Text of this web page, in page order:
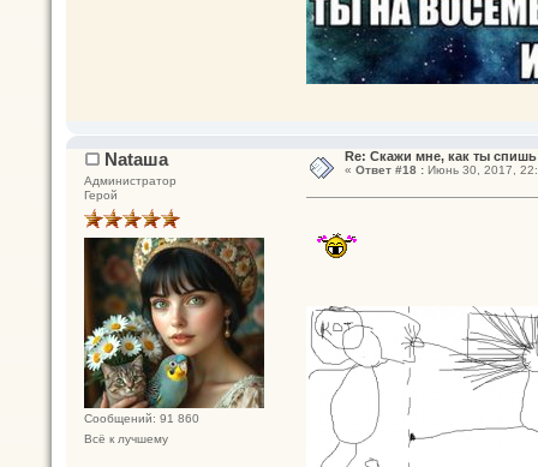
Nataшa
Администратор
Герой
Сообщений: 91 860
Всё к лучшему
Re: Скажи мне, как ты спишь
« Ответ #18 :Июнь 30, 2017,